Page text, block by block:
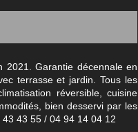
2021. Garantie décennale en
terrasse et jardin. Tous les
réversible, cuisine
bien desservi par les
43 55 / 04 94 14 04 12